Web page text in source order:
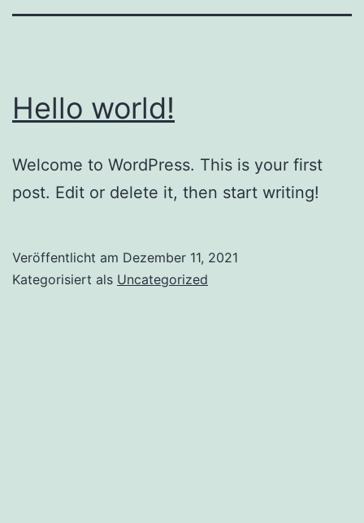
Hello world!
Welcome to WordPress. This is your first
post. Edit or delete it, then start writing!
Veröffentlicht am Dezember 11, 2021
Kategorisiert als Uncategorized